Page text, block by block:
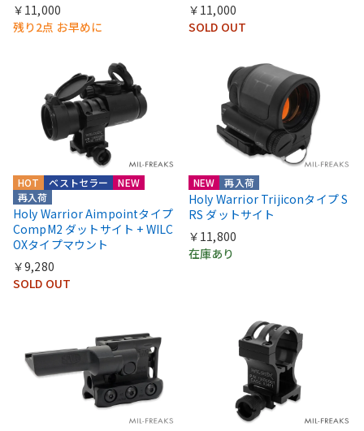
￥11,000
残り2点 お早めに
￥11,000
SOLD OUT
HOT
NEW
再入荷
ベストセラー
Holy Warrior Aimpointタイプ
CompM2 ダットサイト + WILC
OXタイプマウント
￥9,280
SOLD OUT
NEW 再入荷
Holy Warrior Trijiconタイプ S
RS ダットサイト
￥11,800
在庫あり